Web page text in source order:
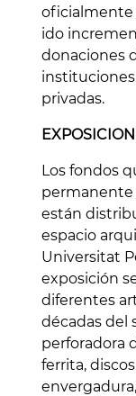
oficialmente
ido
donaciones
privadas.
Los fondos
permanente
están
espacio
Universitat
exposición
diferentes
décadas del
perforadora
ferrita,